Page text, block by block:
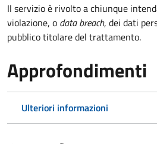
Il servizio è rivolto a chiunque
violazione, o data breach, dei dati
pubblico titolare del trattamento.
Approfondimenti
Ulteriori informazioni